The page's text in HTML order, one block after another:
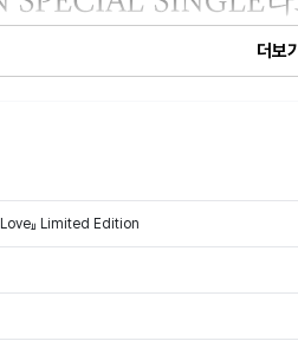
더보기
』 Limited Edition